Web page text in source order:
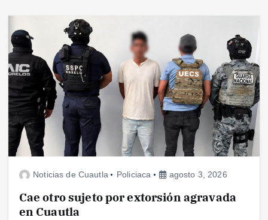
Noticias de Cuautla Policiaca agosto 3, 2026
Cae otro sujeto por extorsión agravada
en Cuautla